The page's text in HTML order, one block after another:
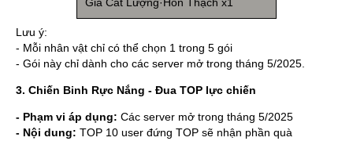
Lưu ý:
- Mỗi nhân vật chỉ có thể chọn 1 trong 5 gói
- Gói này chỉ dành cho các server mở trong tháng 5/2025.
3. Chiến Binh Rực Nắng - Đua TOP lực chiến
- Phạm vi áp dụng: Các server mở trong tháng 5/2025
- Nội dung: TOP 10 user đứng TOP sẽ nhận phần quà